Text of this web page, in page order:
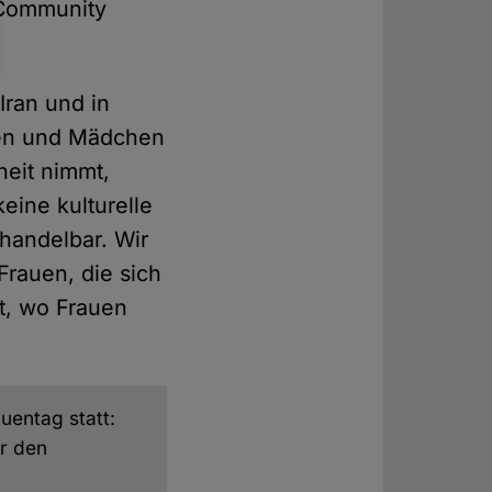
und in
und Mädchen
nimmt,
kulturelle
Wir
die sich
wo Frauen
statt:
den